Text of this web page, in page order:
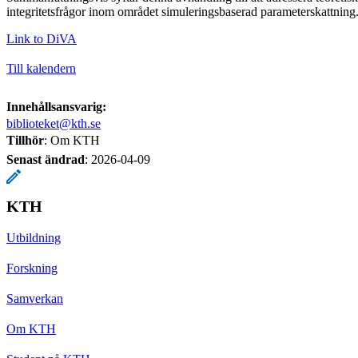
integritetsfrågor inom området simuleringsbaserad parameterskattning.
Link to DiVA
Till kalendern
Innehållsansvarig:
biblioteket@kth.se
Tillhör: Om KTH
Senast ändrad: 2026-04-09
KTH
Utbildning
Forskning
Samverkan
Om KTH